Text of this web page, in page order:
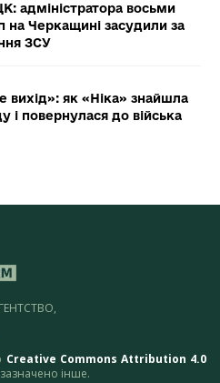
адміністратора восьми
на Черкащині засудили за
ЗСУ
як «Ніка» знайшла
і повернулася до війська
Creative Commons Attribution 4.0
інше.